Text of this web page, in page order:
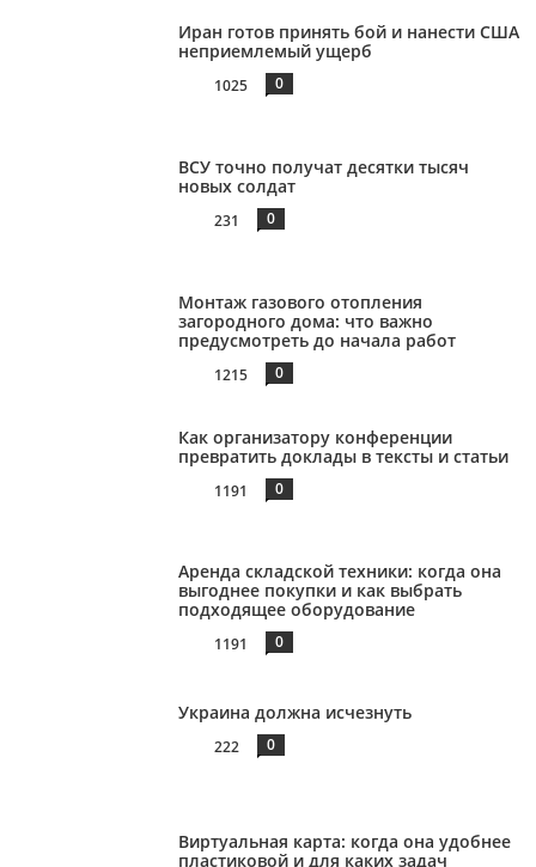
Иран готов принять бой и нанести США
неприемлемый ущерб
1025 0
ВСУ точно получат десятки тысяч
новых солдат
231 0
Монтаж газового отопления
загородного дома: что важно
предусмотреть до начала работ
1215 0
Как организатору конференции
превратить доклады в тексты и статьи
1191 0
Аренда складской техники: когда она
выгоднее покупки и как выбрать
подходящее оборудование
1191 0
Украина должна исчезнуть
222 0
Виртуальная карта: когда она удобнее
пластиковой и для каких задач